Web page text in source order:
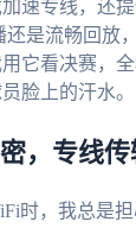
速专线，还
还是流畅回放
它看决赛，
脸上的汗水。
，专线
时，我总是担